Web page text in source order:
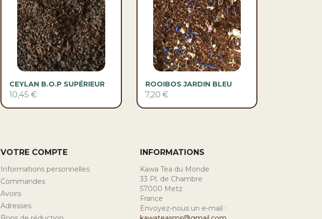
Aperçu rapide
CEYLAN B.O.P SUPÉRIEUR
10,45 €
Aperçu rapide
ROOIBOS JARDIN BLEU
7,20 €
VOTRE COMPTE
Informations personnelles
Commandes
Avoirs
Adresses
INFORMATIONS
Kawa Tea du Monde
33 Pl. de Chambre
57000 Metz
France
Envoyez-nous un e-mail :